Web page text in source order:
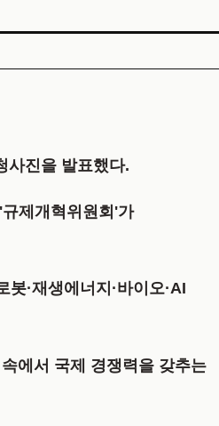
사진을 발표했다.
제개혁위원회'가
·재생에너지·바이오·AI
에서 국제 경쟁력을 갖추는